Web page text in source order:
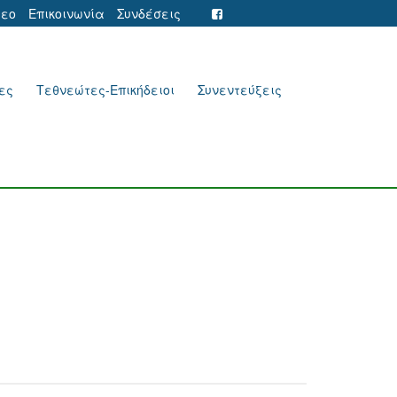
Επικοινωνία Συνδέσεις
Τεθνεώτες-Επικήδειοι Συνεντεύξεις